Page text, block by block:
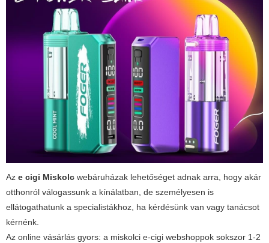
Az e cigi Miskolc webáruházak lehetőséget adnak arra, hogy akár
otthonról válogassunk a kínálatban, de személyesen is
ellátogathatunk a specialistákhoz, ha kérdésünk van vagy tanácsot
kérnénk.
Az online vásárlás gyors: a miskolci e-cigi webshoppok sokszor 1-2